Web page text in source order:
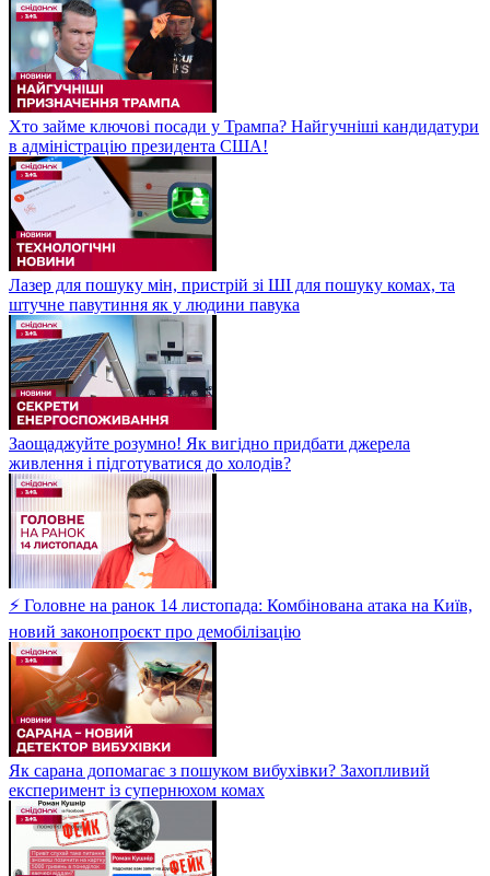
Хто займе ключові посади у Трампа? Найгучніші кандидатури
в адміністрацію президента США!
Лазер для пошуку мін, пристрій зі ШІ для пошуку комах, та
штучне павутиння як у людини павука
Заощаджуйте розумно! Як вигідно придбати джерела
живлення і підготуватися до холодів?
⚡ Головне на ранок 14 листопада: Комбінована атака на Київ,
новий законопроєкт про демобілізацію
Як сарана допомагає з пошуком вибухівки? Захопливий
експеримент із супернюхом комах